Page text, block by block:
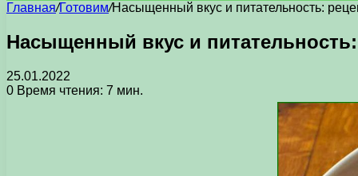
Главная/Готовим/Насыщенный вкус и питательность:
Насыщенный вкус и
25.01.2022
0 Время чтения: 7 мин.